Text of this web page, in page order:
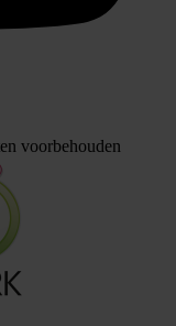
voorbehouden